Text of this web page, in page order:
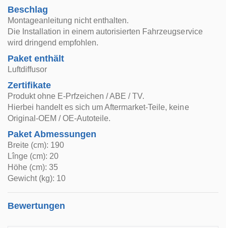
Beschlag
Montageanleitung nicht enthalten.
Die Installation in einem autorisierten Fahrzeugservice
wird dringend empfohlen.
Paket enthält
Luftdiffusor
Zertifikate
Produkt ohne E-Prfzeichen / ABE / TV.
Hierbei handelt es sich um Aftermarket-Teile, keine
Original-OEM / OE-Autoteile.
Paket Abmessungen
Breite (cm): 190
Lînge (cm): 20
Höhe (cm): 35
Gewicht (kg): 10
Bewertungen